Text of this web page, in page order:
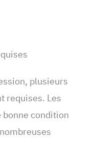
plusieurs
requises. Les
condition